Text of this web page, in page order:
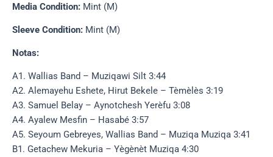
Media Condition: Mint (M)
Sleeve Condition: Mint (M)
Notas:
A1. Wallias Band – Muziqawi Silt 3:44
A2. Alemayehu Eshete, Hirut Bekele – Tèmèlès 3:19
A3. Samuel Belay – Aynotchesh Yerèfu 3:08
A4. Ayalew Mesfin – Hasabé 3:57
A5. Seyoum Gebreyes, Wallias Band – Muziqa Muziqa 3:41
B1. Getachew Mekuria – Yègènèt Muziqa 4:30